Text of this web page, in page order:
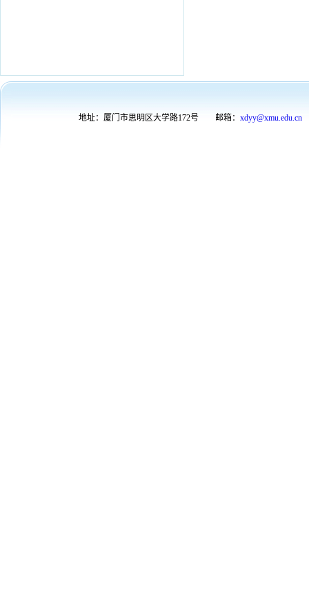
地址：厦门市思明区大学路172号 邮箱： xdyy@xmu.edu.cn